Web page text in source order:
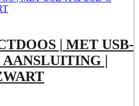
| MET USB-
|